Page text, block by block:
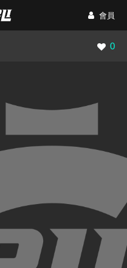
會員
瀏覽
0